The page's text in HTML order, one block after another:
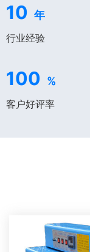
10 年
行业经验
100 %
客户好评率